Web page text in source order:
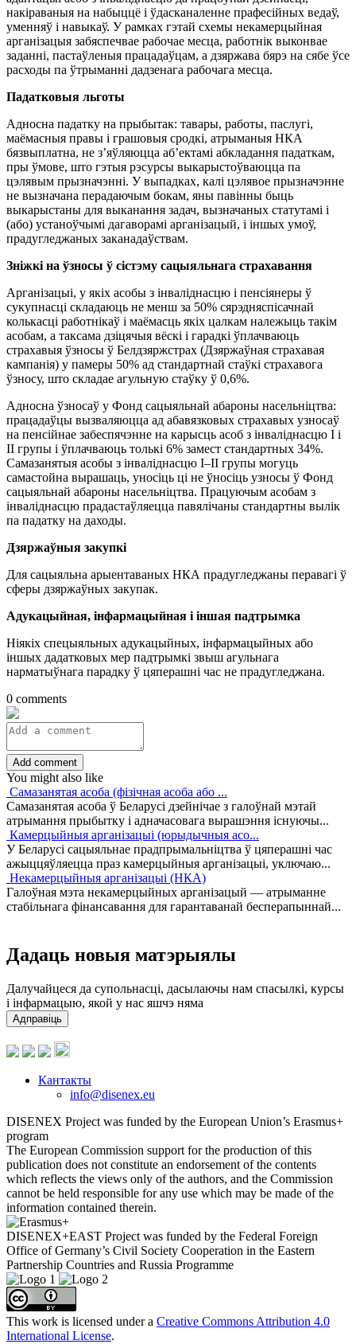
накіраваныя на набыццё і ўдасканаленне прафесійных ведаў,
уменняў і навыкаў. У рамках гэтай схемы некамерцыйная
арганізацыя забяспечвае рабочае месца, работнік выконвае
заданні, пастаўленыя працадаўцам, а дзяржава бярэ на сябе ўсе
расходы па ўтрыманні дадзенага рабочага месца.
Падатковыя льготы
Адносна падатку на прыбытак: тавары, работы, паслугі,
маёмасныя правы і грашовыя сродкі, атрыманыя НКА
бязвыплатна, не з’яўляюцца аб’ектамі абкладання падаткам,
пры ўмове, што гэтыя рэсурсы выкарыстоўваюцца па
цэлявым прызначэнні. У выпадках, калі цэлявое прызначэнне
не вызначана перадаючым бокам, яны павінны быць
выкарыстаны для выканання задач, вызначаных статутамі і
(або) устаноўчымі дагаворамі арганізацый, і іншых умоў,
прадугледжаных заканадаўствам.
Зніжкі на ўзносы ў сістэму сацыяльнага страхавання
Арганізацыі, у якіх асобы з інваліднасцю і пенсіянеры ў
сукупнасці складаюць не менш за 50% сярэдняспісачнай
колькасці работнікаў і маёмасць якіх цалкам належыць такім
асобам, а таксама дзіцячыя вёскі і гарадкі ўплачваюць
страхавыя ўзносы ў Белдзяржстрах (Дзяржаўная страхавая
кампанія) у памеры 50% ад стандартнай стаўкі страхавога
ўзносу, што складае агульную стаўку ў 0,6%.
Адносна ўзносаў у Фонд сацыяльнай абароны насельніцтва:
працадаўцы вызваляюцца ад абавязковых страхавых узносаў
на пенсійнае забеспячэнне на карысць асоб з інваліднасцю I і
II групы і ўплачваюць толькі 6% замест стандартных 34%.
Самазанятыя асобы з інваліднасцю I–II групы могуць
самастойна вырашаць, уносіць ці не ўносіць узносы ў Фонд
сацыяльнай абароны насельніцтва. Працуючым асобам з
інваліднасцю прадастаўляецца павялічаны стандартны вылік
па падатку на даходы.
Дзяржаўныя закупкі
Для сацыяльна арыентаваных НКА прадугледжаны перавагі ў
сферы дзяржаўных закупак.
Адукацыйная, інфармацыйная і іншая падтрымка
Ніякіх спецыяльных адукацыйных, інфармацыйных або
іншых дадатковых мер падтрымкі звыш агульнага
нарматыўнага парадку ў цяперашні час не прадугледжана.
0 comments
Add comment
You might also like
Самазанятая асоба (фізічная асоба або ...
Самазанятая асоба ў Беларусі дзейнічае з галоўнай мэтай
атрымання прыбытку і адначасовага вырашэння існуючы...
Камерцыйныя арганізацыі (юрыдычныя асо...
У Беларусі сацыяльнае прадпрымальніцтва ў цяперашні час
ажыццяўляецца праз камерцыйныя арганізацыі, уключаю...
Некамерцыйныя арганізацыі (НКА)
Галоўная мэта некамерцыйных арганізацый — атрыманне
стабільнага фінансавання для гарантаванай бесперапыннай...
Дадаць новыя матэрыялы
Далучайцеся да супольнасці, дасылаючы нам спасылкі, курсы
і інфармацыю, якой у нас яшчэ няма
Адправіць
Кантакты
info@disenex.eu
DISENEX Project was funded by the European Union’s Erasmus+
program
The European Commission support for the production of this
publication does not constitute an endorsement of the contents
which reflects the views only of the authors, and the Commission
cannot be held responsible for any use which may be made of the
information contained therein.
DISENEX+EAST Project was funded by the Federal Foreign
Office of Germany’s Civil Society Cooperation in the Eastern
Partnership Countries and Russia Programme
This work is licensed under a Creative Commons Attribution 4.0
International License.